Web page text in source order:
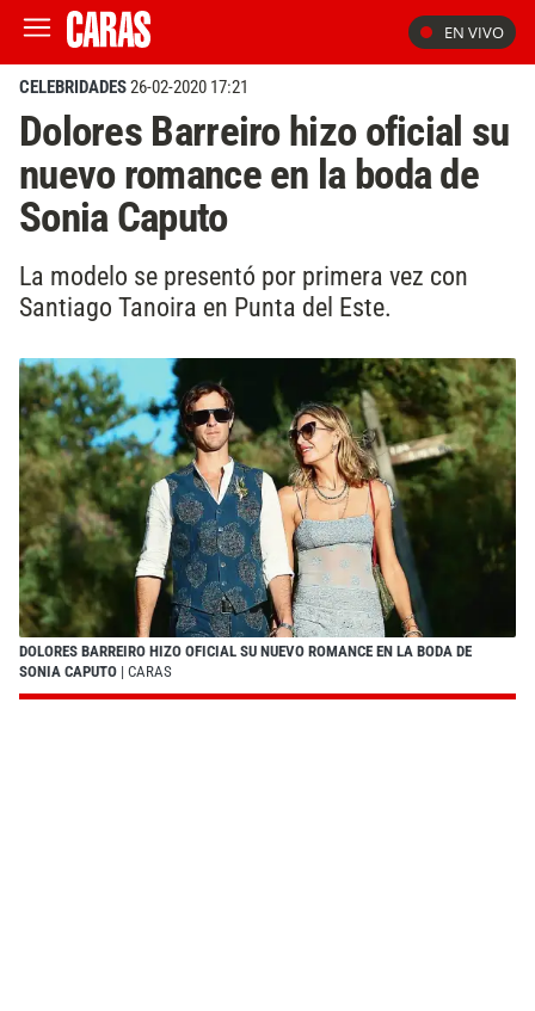
EN VIVO
CELEBRIDADES26-02-2020 17:21
Dolores Barreiro hizo oficial su
nuevo romance en la boda de
Sonia Caputo
La modelo se presentó por primera vez con
Santiago Tanoira en Punta del Este.
DOLORES BARREIRO HIZO OFICIAL SU NUEVO ROMANCE EN LA BODA DE
SONIA CAPUTO | CARAS